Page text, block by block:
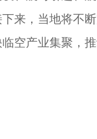
来，当地将不
空产业集聚，